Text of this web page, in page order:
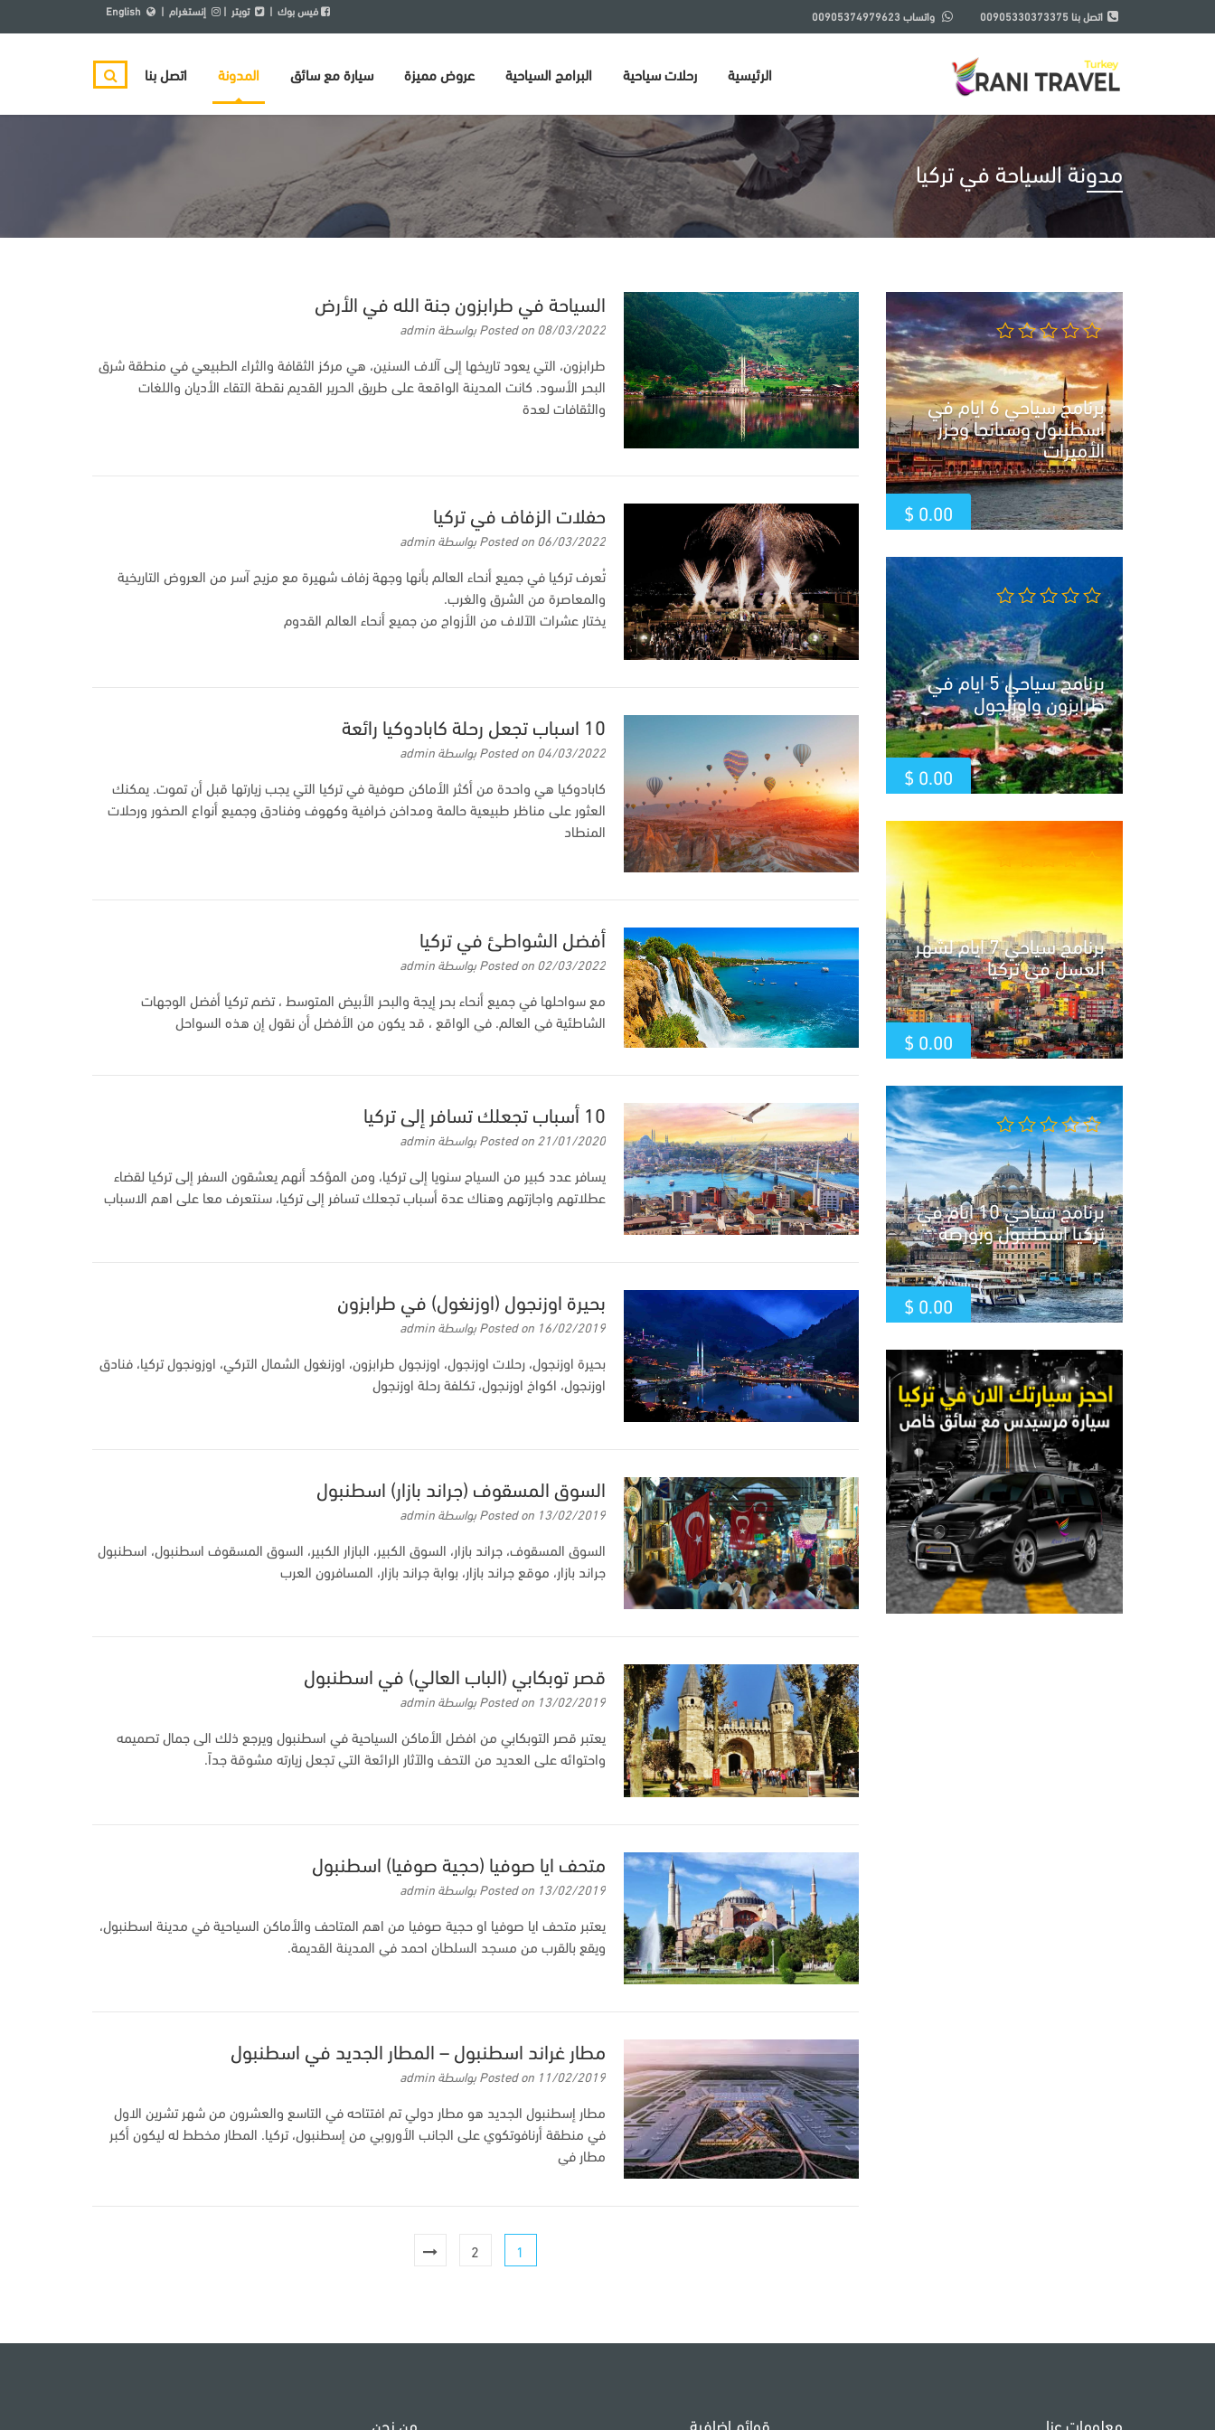
فيس بوك | تويتر | إنستغرام |
English اتصل بنا 00905330373375 واتساب 00905374979623
الرئيسية رحلات سياحية البرامج السياحية عروض مميزة سيارة مع سائق المدونة اتصل بنا
مدونة السياحة في تركيا
السياحة في طرابزون جنة الله في الأرض
Posted on08/03/2022 بواسطةadmin
طرابزون، التي يعود تاريخها إلى آلاف السنين، هي مركز الثقافة والثراء الطبيعي في منطقة شرق
البحر الأسود. كانت المدينة الواقعة على طريق الحرير القديم نقطة التقاء الأديان واللغات
والثقافات لعدة
حفلات الزفاف في تركيا
Posted on06/03/2022 بواسطةadmin
تُعرف تركيا في جميع أنحاء العالم بأنها وجهة زفاف شهيرة مع مزيج آسر من العروض التاريخية
والمعاصرة من الشرق والغرب.
يختار عشرات الآلاف من الأزواج من جميع أنحاء العالم القدوم
10 اسباب تجعل رحلة كابادوكيا رائعة
Posted on04/03/2022 بواسطةadmin
كابادوكيا هي واحدة من أكثر الأماكن صوفية في تركيا التي يجب زيارتها قبل أن تموت. يمكنك
العثور على مناظر طبيعية حالمة ومداخن خرافية وكهوف وفنادق وجميع أنواع الصخور ورحلات
المنطاد
أفضل الشواطئ في تركيا
Posted on02/03/2022 بواسطةadmin
مع سواحلها في جميع أنحاء بحر إيجة والبحر الأبيض المتوسط ​​، تضم تركيا أفضل الوجهات
الشاطئية في العالم. في الواقع ، قد يكون من الأفضل أن نقول إن هذه السواحل
10 أسباب تجعلك تسافر إلى تركيا
Posted on21/01/2020 بواسطةadmin
يسافر عدد كبير من السياح سنويا إلى تركيا، ومن المؤكد أنهم يعشقون السفر إلى تركيا لقضاء
عطلاتهم واجازتهم وهناك عدة أسباب تجعلك تسافر إلى تركيا، سنتعرف معا على اهم الاسباب
بحيرة اوزنجول (اوزنغول) في طرابزون
Posted on 16/02/2019 بواسطةadmin
بحيرة اوزنجول، رحلات اوزنجول، اوزنجول طرابزون، اوزنغول الشمال التركي، اوزونجول تركيا، فنادق
اوزنجول، اكواخ اوزنجول، تكلفة رحلة اوزنجول
السوق المسقوف (جراند بازار) اسطنبول
Posted on 13/02/2019 بواسطةadmin
السوق المسقوف، جراند بازار، السوق الكبير، البازار الكبير، السوق المسقوف اسطنبول، اسطنبول
جراند بازار، موقع جراند بازار، بوابة جراند بازار، المسافرون العرب
قصر توبكابي (الباب العالي) في اسطنبول
Posted on 13/02/2019 بواسطةadmin
يعتبر قصر التوبكابي من افضل الأماكن السياحية في اسطنبول ويرجع ذلك الى جمال تصميمه
واحتوائه على العديد من التحف والآثار الرائعة التي تجعل زيارته مشوقة جداً.
متحف ايا صوفيا (حجية صوفيا) اسطنبول
Posted on 13/02/2019 بواسطةadmin
يعتبر متحف ايا صوفيا او حجية صوفيا من اهم المتاحف والأماكن السياحية في مدينة اسطنبول،
ويقع بالقرب من مسجد السلطان احمد في المدينة القديمة.
مطار غراند اسطنبول – المطار الجديد في اسطنبول
Posted on 11/02/2019 بواسطةadmin
مطار إسطنبول الجديد هو مطار دولي تم افتتاحه في التاسع والعشرون من شهر تشرين الاول
في منطقة أرنافوتكوي على الجانب الأوروبي من إسطنبول، تركيا. المطار مخطط له ليكون أكبر
مطار في
1
2
برنامج سياحي 6 ايام في
اسطنبول وسبانجا وجزر
الأميرات
$ 0.00
برنامج سياحي 5 ايام في
طرابزون واوزنجول
$ 0.00
برنامج سياحي 7 ايام لشهر
العسل في تركيا
$ 0.00
برنامج سياحي 10 ايام في
تركيا اسطنبول وبورصة
$ 0.00
من نحن قوائم اضافية معلومات عنا